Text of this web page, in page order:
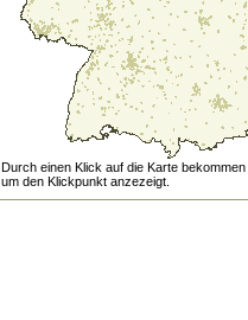
Durch einen Klick auf die Karte
um den Klickpunkt anzezeigt.